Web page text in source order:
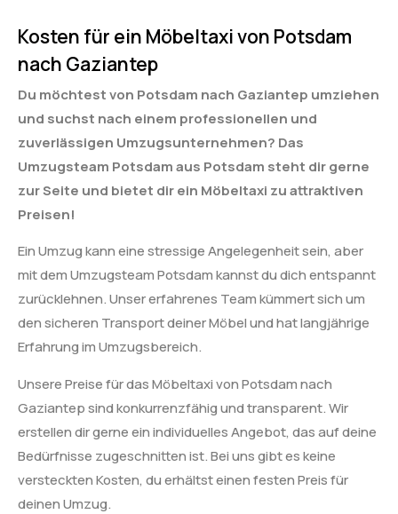
Kosten für ein Möbeltaxi von Potsdam
nach Gaziantep
Du möchtest von Potsdam nach Gaziantep umziehen
und suchst nach einem professionellen und
zuverlässigen Umzugsunternehmen? Das
Umzugsteam Potsdam aus Potsdam steht dir gerne
zur Seite und bietet dir ein Möbeltaxi zu attraktiven
Preisen!
Ein Umzug kann eine stressige Angelegenheit sein, aber
mit dem Umzugsteam Potsdam kannst du dich entspannt
zurücklehnen. Unser erfahrenes Team kümmert sich um
den sicheren Transport deiner Möbel und hat langjährige
Erfahrung im Umzugsbereich.
Unsere Preise für das Möbeltaxi von Potsdam nach
Gaziantep sind konkurrenzfähig und transparent. Wir
erstellen dir gerne ein individuelles Angebot, das auf deine
Bedürfnisse zugeschnitten ist. Bei uns gibt es keine
versteckten Kosten, du erhältst einen festen Preis für
deinen Umzug.